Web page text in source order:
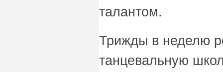
талантом.
Трижды в неделю
танцевальную